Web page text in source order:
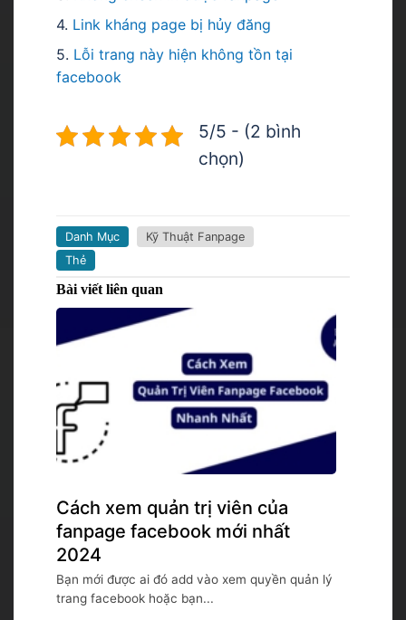
4. Link kháng page bị hủy đăng
5. Lỗi trang này hiện không tồn tại
facebook
5/5 - (2 bình
chọn)
Danh Mục
Kỹ Thuật Fanpage
Thẻ
Bài viết liên quan
Cách xem quản trị viên của
fanpage facebook mới nhất
2024
Bạn mới được ai đó add vào xem quyền quản lý
trang facebook hoặc bạn...